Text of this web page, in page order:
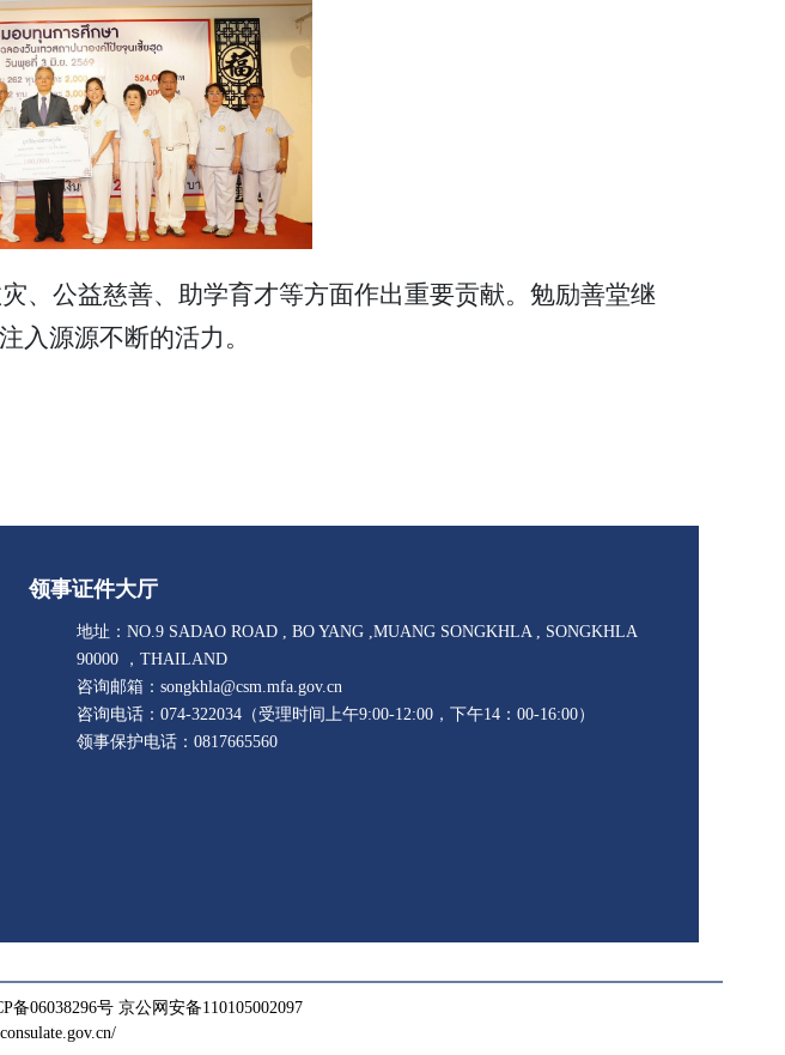
、公益慈善、助学育才等方面作出重要贡献。勉励善堂继
入源源不断的活力。
领事证件大厅
地址：NO.9 SADAO ROAD , BO YANG ,MUANG SONGKHLA , SONGKHLA
90000 ，THAILAND
咨询邮箱：songkhla@csm.mfa.gov.cn
咨询电话：074-322034（受理时间上午9:00-12:00，下午14：00-16:00）
领事保护电话：0817665560
备06038296号 京公网安备110105002097